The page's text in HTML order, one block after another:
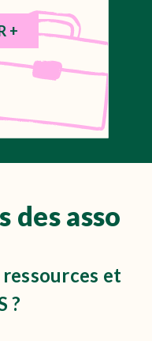
+
des asso
et
?